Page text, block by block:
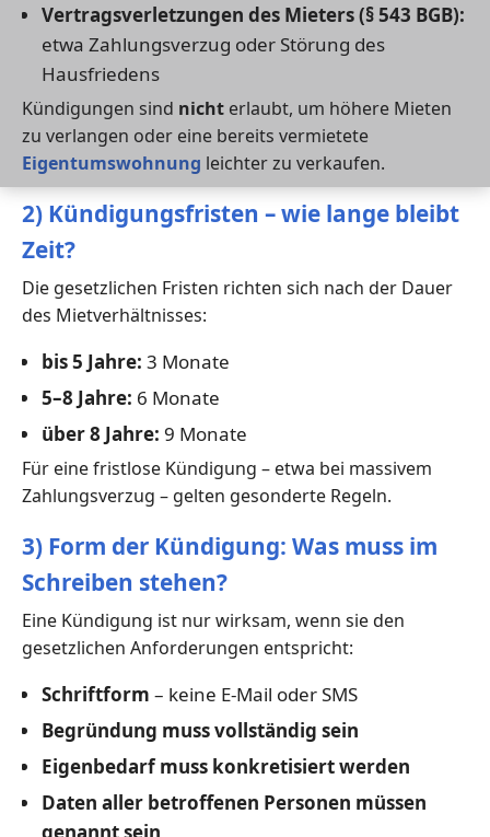
Vertragsverletzungen des Mieters (§ 543 BGB):
etwa Zahlungsverzug oder Störung des
Hausfriedens
Kündigungen sind nicht erlaubt, um höhere Mieten
zu verlangen oder eine bereits vermietete
Eigentumswohnung leichter zu verkaufen.
2) Kündigungsfristen – wie lange bleibt
Zeit?
Die gesetzlichen Fristen richten sich nach der Dauer
des Mietverhältnisses:
bis 5 Jahre: 3 Monate
5–8 Jahre: 6 Monate
über 8 Jahre: 9 Monate
Für eine fristlose Kündigung – etwa bei massivem
Zahlungsverzug – gelten gesonderte Regeln.
3) Form der Kündigung: Was muss im
Schreiben stehen?
Eine Kündigung ist nur wirksam, wenn sie den
gesetzlichen Anforderungen entspricht:
Schriftform – keine E-Mail oder SMS
Begründung muss vollständig sein
Eigenbedarf muss konkretisiert werden
Daten aller betroffenen Personen müssen